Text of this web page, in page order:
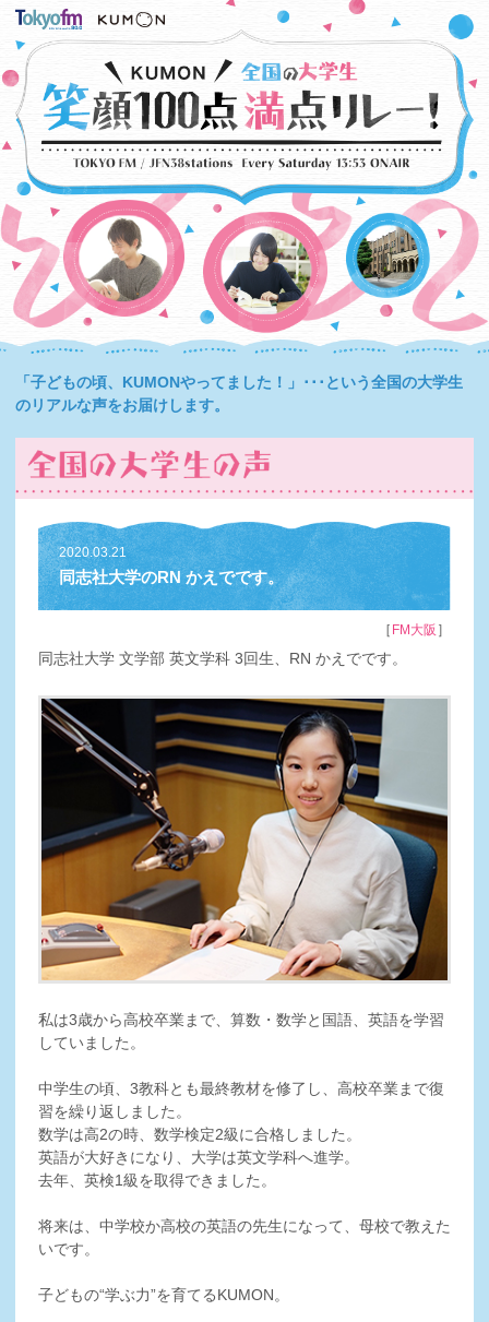
「子どもの頃、KUMONやってました！」･･･という全国の大学生
のリアルな声をお届けします。
2020.03.21
同志社大学のRN かえでです。
［ FM大阪 ］
同志社大学 文学部 英文学科 3回生、RN かえでです。
私は3歳から高校卒業まで、算数・数学と国語、英語を学習
していました。
中学生の頃、3教科とも最終教材を修了し、高校卒業まで復
習を繰り返しました。
数学は高2の時、数学検定2級に合格しました。
英語が大好きになり、大学は英文学科へ進学。
去年、英検1級を取得できました。
将来は、中学校か高校の英語の先生になって、母校で教えた
いです。
子どもの“学ぶ力”を育てるKUMON。